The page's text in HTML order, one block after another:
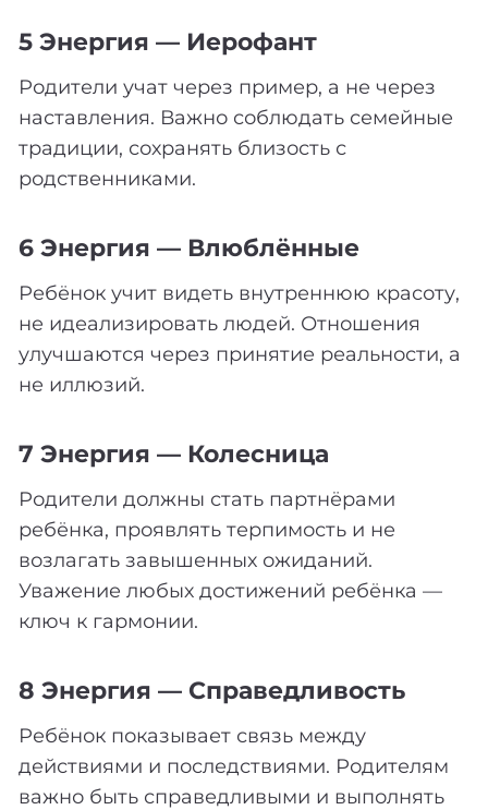
5 Энергия — Иерофант
Родители учат через пример, а не через
наставления. Важно соблюдать семейные
традиции, сохранять близость с
родственниками.
6 Энергия — Влюблённые
Ребёнок учит видеть внутреннюю красоту,
не идеализировать людей. Отношения
улучшаются через принятие реальности, а
не иллюзий.
7 Энергия — Колесница
Родители должны стать партнёрами
ребёнка, проявлять терпимость и не
возлагать завышенных ожиданий.
Уважение любых достижений ребёнка —
ключ к гармонии.
8 Энергия — Справедливость
Ребёнок показывает связь между
действиями и последствиями. Родителям
важно быть справедливыми и выполнять